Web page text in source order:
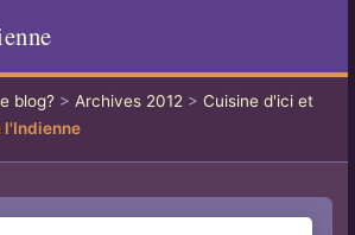
blog?> Archives 2012 > Cuisine d'ici et
l'Indienne